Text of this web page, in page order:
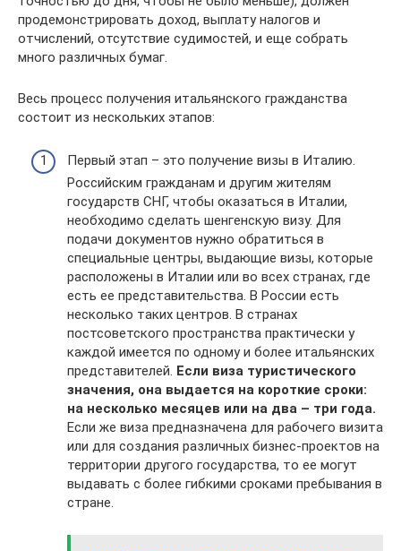
продемонстрировать доход, выплату налогов и
отчислений, отсутствие судимостей, и еще собрать
много различных бумаг.
Весь процесс получения итальянского гражданства
состоит из нескольких этапов:
Первый этап – это получение визы в Италию.
Российским гражданам и другим жителям
государств СНГ, чтобы оказаться в Италии,
необходимо сделать шенгенскую визу. Для
подачи документов нужно обратиться в
специальные центры, выдающие визы, которые
расположены в Италии или во всех странах, где
есть ее представительства. В России есть
несколько таких центров. В странах
постсоветского пространства практически у
каждой имеется по одному и более итальянских
представителей. Если виза туристического
значения, она выдается на короткие сроки:
на несколько месяцев или на два – три года.
Если же виза предназначена для рабочего визита
или для создания различных бизнес-проектов на
территории другого государства, то ее могут
выдавать с более гибкими сроками пребывания в
стране.